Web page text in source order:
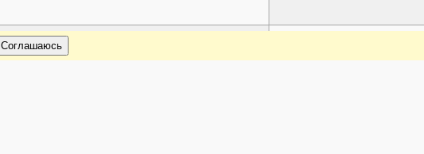
Соглашаюсь